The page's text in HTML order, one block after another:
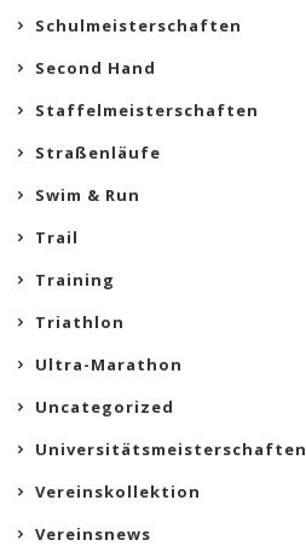
Schulmeisterschaften
Second Hand
Staffelmeisterschaften
Straßenläufe
Swim & Run
Trail
Training
Triathlon
Ultra-Marathon
Uncategorized
Universitätsmeisterschaften
Vereinskollektion
Vereinsnews